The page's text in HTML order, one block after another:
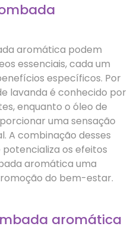
aromática podem
essenciais, cada um
específicos. Por
lavanda é conhecido por
enquanto o óleo de
uma sensação
A combinação desses
os efeitos
aromática uma
do bem-estar.
aromática